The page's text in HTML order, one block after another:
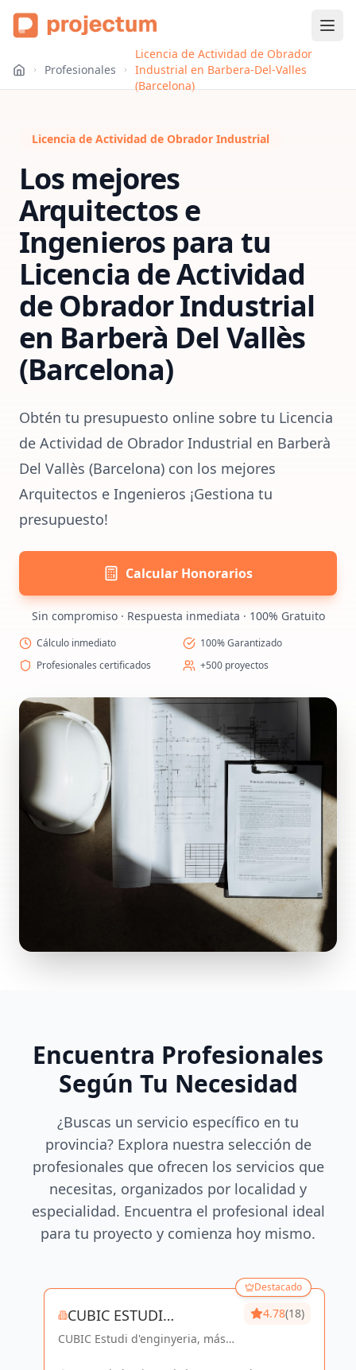
Profesionales
Licencia de Actividad de Obrador
Industrial en Barbera-Del-Valles
(Barcelona)
Licencia de Actividad de Obrador Industrial
Los mejores
Arquitectos e
Ingenieros para tu
Licencia de Actividad
de Obrador Industrial
en Barberà Del Vallès
(Barcelona)
Obtén tu presupuesto online sobre tu Licencia
de Actividad de Obrador Industrial en Barberà
Del Vallès (Barcelona) con los mejores
Arquitectos e Ingenieros ¡Gestiona tu
presupuesto!
Calcular Honorarios
Sin compromiso · Respuesta inmediata · 100% Gratuito
Cálculo inmediato
100% Garantizado
Profesionales certificados
+500 proyectos
Encuentra Profesionales
Según Tu Necesidad
¿Buscas un servicio específico en tu
provincia? Explora nuestra selección de
profesionales que ofrecen los servicios que
necesitas, organizados por localidad y
especialidad. Encuentra el profesional ideal
para tu proyecto y comienza hoy mismo.
Destacado
CUBIC ESTUDI
D'ENGINYERIA S.L.
CUBIC Estudi d'enginyeria, más
4.78(18)